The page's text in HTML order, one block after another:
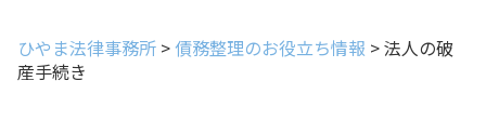
ひやま法律事務所 >債務整理のお役立ち情報 >法人の破
産手続き